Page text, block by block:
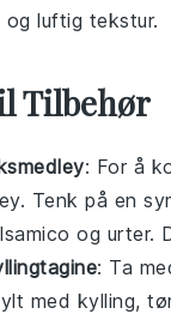
luftig tekstur.
Tilbehør
: For å
. Tenk på en
og urter.
: Ta
med kylling,